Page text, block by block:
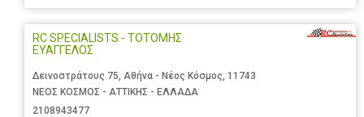
RC SPECIALISTS - ΤΟΤΟΜΗΣ
ΕΥΑΓΓΕΛΟΣ
Δεινοστράτους 75, Αθήνα - Νέος Κόσμος, 11743
ΝΕΟΣ ΚΟΣΜΟΣ - ΑΤΤΙΚΗΣ - ΕΛΛΑΔΑ
2108943477